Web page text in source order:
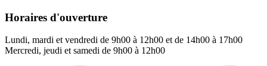
Horaires d'ouverture
Lundi, mardi et vendredi de 9h00 à 12h00 et de 14h00 à 17h00
Mercredi, jeudi et samedi de 9h00 à 12h00